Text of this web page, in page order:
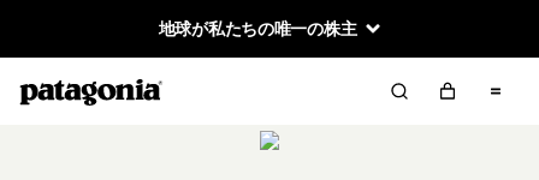
地球が私たちの唯一の株主